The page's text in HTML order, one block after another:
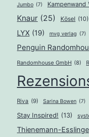
Jumbo (7) Kampenwand
Knaur (25) Kösel (10)
LYX (19) mvg verlag (7)
Penguin
Randomhouse GmbH (8)
Riva (9) Sarina Bowen (7)
Stay Inspired! (13)
Thienemann-